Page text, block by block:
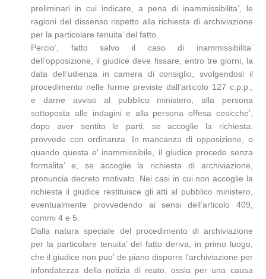
preliminari in cui indicare, a pena di inammissibilita’, le
ragioni del dissenso rispetto alla richiesta di archiviazione
per la particolare tenuita’ del fatto.
Percio’, fatto salvo il caso di inammissibilita’
dell’opposizione, il giudice deve fissare, entro tre giorni, la
data dell’udienza in camera di consiglio, svolgendosi il
procedimento nelle forme previste dall’articolo 127 c.p.p.,
e darne avviso al pubblico ministero, alla persona
sottoposta alle indagini e alla persona offesa cosicche’,
dopo aver sentito le parti, se accoglie la richiesta,
provvede con ordinanza. In mancanza di opposizione, o
quando questa e’ inammissibile, il giudice procede senza
formalita’ e, se accoglie la richiesta di archiviazione,
pronuncia decreto motivato. Nei casi in cui non accoglie la
richiesta il giudice restituisce gli atti al pubblico ministero,
eventualmente provvedendo ai sensi dell’articolo 409,
commi 4 e 5.
Dalla natura speciale del procedimento di archiviazione
per la particolare tenuita’ del fatto deriva, in primo luogo,
che il giudice non puo’ de piano disporre l’archiviazione per
infondatezza della notizia di reato, ossia per una causa